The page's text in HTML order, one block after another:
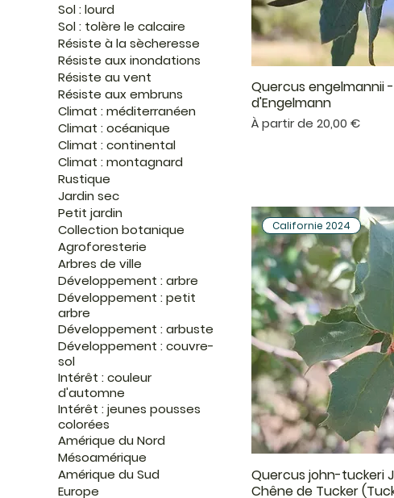
Sol : lourd
Sol : tolère le calcaire
Résiste à la sècheresse
Résiste aux inondations
Résiste au vent
Résiste aux embruns
Climat : méditerranéen
Climat : océanique
Climat : continental
Climat : montagnard
Rustique
Jardin sec
Petit jardin
Collection botanique
Agroforesterie
Arbres de ville
Développement : arbre
Développement : petit
arbre
Développement : arbuste
Développement : couvre-
sol
Intérêt : couleur
d'automne
Intérêt : jeunes pousses
colorées
Amérique du Nord
Mésoamérique
Amérique du Sud
Europe
Aperçu
Quercus engelmannii
d'Engelmann
À partir de20,00 €
Prix promotionnel
Aperçu
Californie 2024
Quercus john-tuckeri
Chêne de Tucker